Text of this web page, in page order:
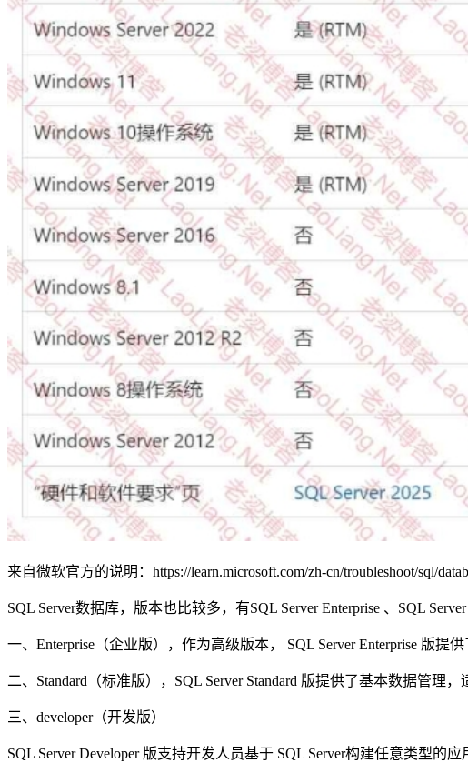
来自微软官方的说明：https://learn.microsoft.com/zh-cn/troubleshoot/sql/
SQL Server数据库，版本也比较多，有SQL Server Enterprise 、SQL
一、Enterprise（企业版），作为高级版本， SQL Server Enterprise 版
二、Standard（标准版），SQL Server Standard 版提供了基本数据管理
三、developer（开发版）
SQL Server Developer 版支持开发人员基于 SQL Server构建任意类型